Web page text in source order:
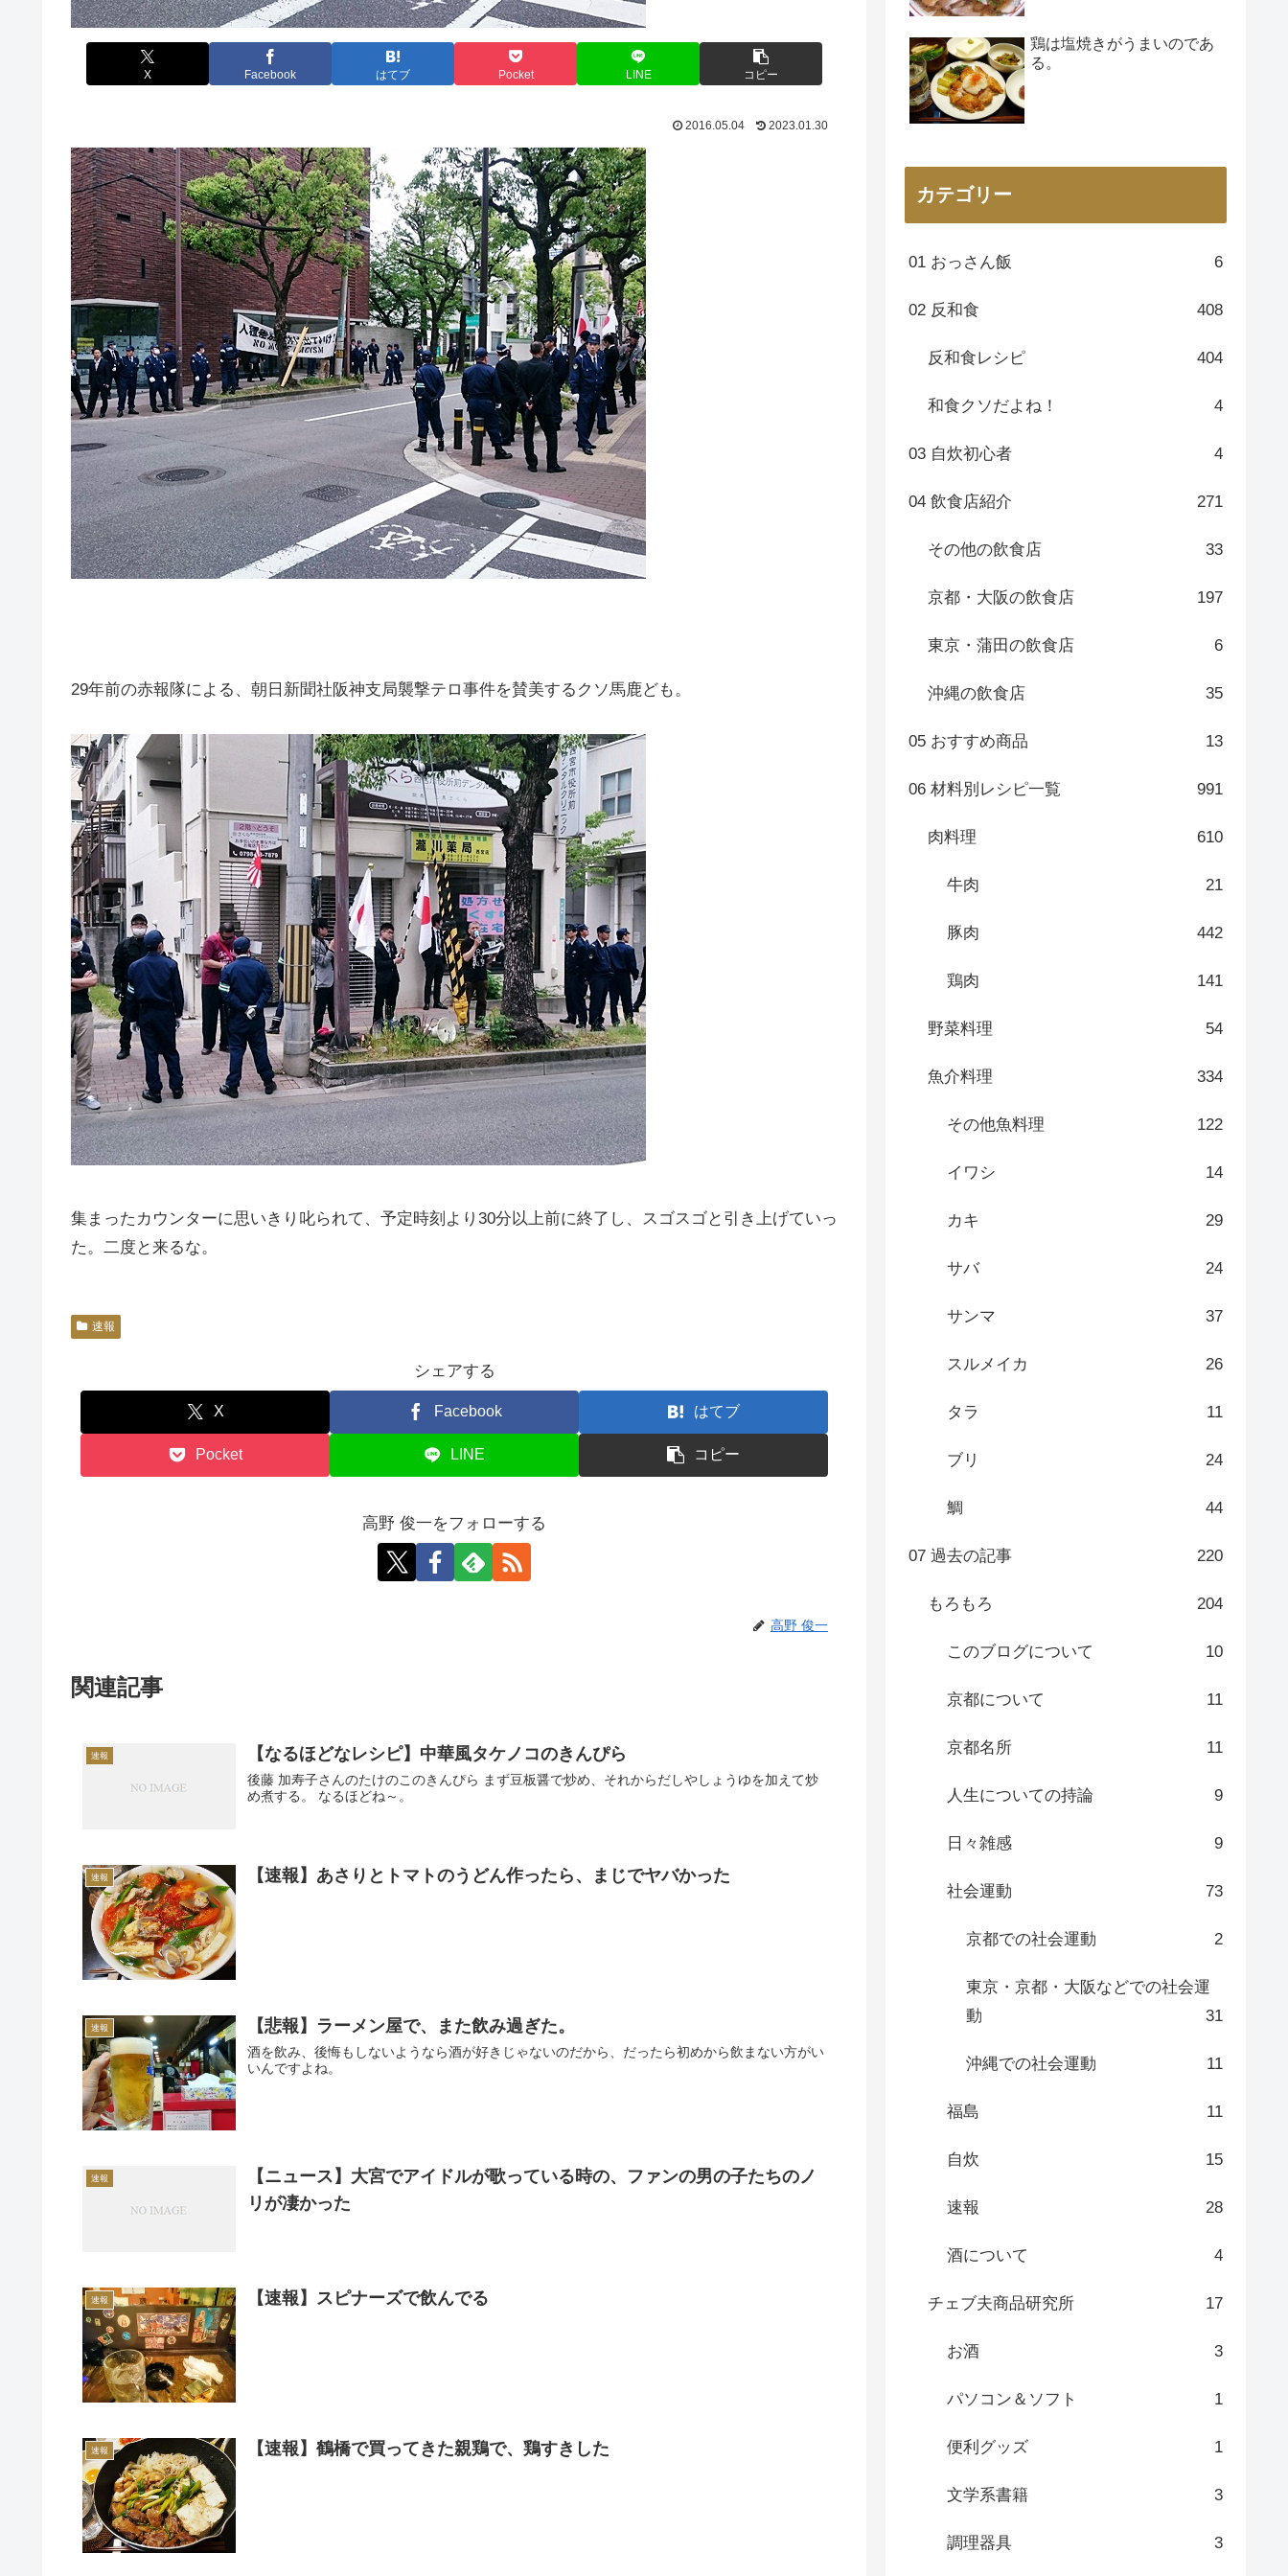
X Facebook はてブ Pocket LINE コピー
2016.05.04 2023.01.30
29年前の赤報隊による、朝日新聞社阪神支局襲撃テロ事件を賛美するクソ馬鹿ども。
集まったカウンターに思いきり叱られて、予定時刻より30分以上前に終了し、スゴスゴと引き上げていっ
た。二度と来るな。
速報
シェアする
X Facebook はてブ
Pocket LINE コピー
高野 俊一をフォローする
高野 俊一
関連記事
速報 【なるほどなレシピ】中華風タケノコのきんぴら
後藤 加寿子さんのたけのこのきんぴら まず豆板醤で炒め、それからだしやしょうゆを加えて炒
め煮する。 なるほどね～。
速報 【速報】あさりとトマトのうどん作ったら、まじでヤバかった
速報 【悲報】ラーメン屋で、また飲み過ぎた。
酒を飲み、後悔もしないようなら酒が好きじゃないのだから、だったら初めから飲まない方がい
いんですよね。
速報
【ニュース】大宮でアイドルが歌っている時の、ファンの男の子たちのノ
リが凄かった
速報 【速報】スピナーズで飲んでる
速報 【速報】鶴橋で買ってきた親鶏で、鶏すきした
鶏は塩焼きがうまいのであ
る。
カテゴリー
01 おっさん飯 6
02 反和食 408
反和食レシピ 404
和食クソだよね！ 4
03 自炊初心者 4
04 飲食店紹介 271
その他の飲食店 33
京都・大阪の飲食店 197
東京・蒲田の飲食店 6
沖縄の飲食店 35
05 おすすめ商品 13
06 材料別レシピ一覧 991
肉料理 610
牛肉 21
豚肉 442
鶏肉 141
野菜料理 54
魚介料理 334
その他魚料理 122
イワシ 14
カキ 29
サバ 24
サンマ 37
スルメイカ 26
タラ 11
ブリ 24
鯛 44
07 過去の記事 220
もろもろ 204
このブログについて 10
京都について 11
京都名所 11
人生についての持論 9
日々雑感 9
社会運動 73
京都での社会運動 2
東京・京都・大阪などでの社会運
動
31
沖縄での社会運動 11
福島 11
自炊 15
速報 28
酒について 4
チェブ夫商品研究所 17
お酒 3
パソコン＆ソフト 1
便利グッズ 1
文学系書籍 3
調理器具 3